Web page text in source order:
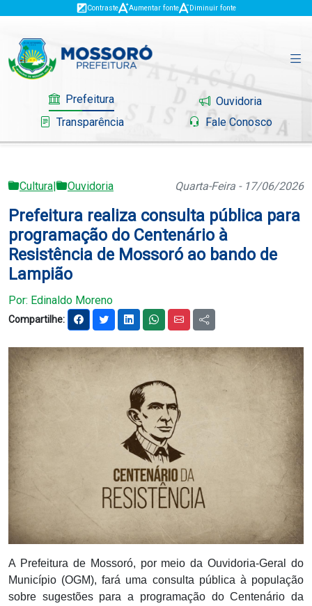
Contraste Aumentar fonte Diminuir fonte
Prefeitura
Ouvidoria
Transparência
Fale Conosco
Governo
Mossoró
Serviços
Notícias
Carta de Serviço
Cultura| Ouvidoria Quarta-Feira - 17/06/2026
Prefeitura realiza consulta pública para
programação do Centenário à
Resistência de Mossoró ao bando de
Lampião
Por: Edinaldo Moreno
Compartilhe:
A Prefeitura de Mossoró, por meio da Ouvidoria-Geral do
Município (OGM), fará uma consulta pública à população
sobre sugestões para a programação do Centenário da